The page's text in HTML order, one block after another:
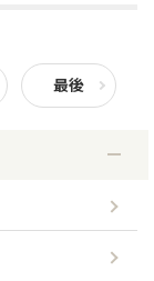
最後